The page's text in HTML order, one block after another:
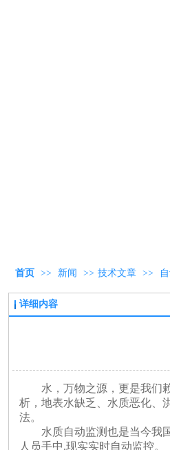
首页 >> 新闻 >> 技术文章 >>
详细内容
水，万物之源，更是我们
析，地表水缺乏、水质恶化、
法。
水质自动监测也是当今我
人员手中,现实实时自动监控。